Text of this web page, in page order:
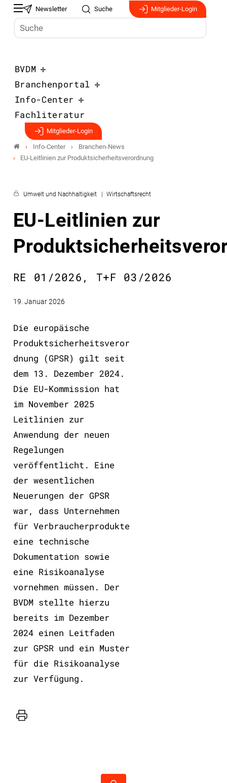
Newsletter Suche Mitglieder-Login
BVDM
Branchenportal
Info-Center
Fachliteratur
Mitglieder-Login
Info-Center
Branchen-News
EU-Leitlinien zur Produktsicherheitsverordnung
Umwelt und Nachhaltigkeit Wirtschaftsrecht
EU-Leitlinien zur
RE 01/2026, T+F 03/2026
19. Januar 2026
Die europäische
Produktsicherheitsveror
dnung (GPSR) gilt seit
dem 13. Dezember 2024.
Die EU-Kommission hat
im November 2025
Leitlinien zur
Anwendung der neuen
Regelungen
veröffentlicht. Eine
der wesentlichen
Neuerungen der GPSR
war, dass Unternehmen
für Verbraucherprodukte
eine technische
Dokumentation sowie
eine Risikoanalyse
vornehmen müssen. Der
BVDM stellte hierzu
bereits im Dezember
2024 einen Leitfaden
zur GPSR und ein Muster
für die Risikoanalyse
zur Verfügung.
Drucker